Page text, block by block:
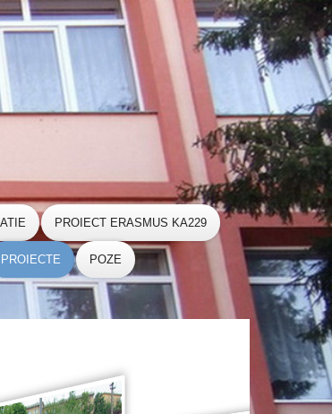
PROIECT ERASMUS KA229
PROIECTE POZE